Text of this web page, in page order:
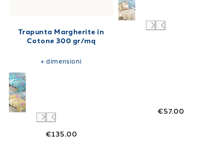
Trapunta Margherite in
Cotone 300 gr/mq
€135.00
+dimensioni
€57.00